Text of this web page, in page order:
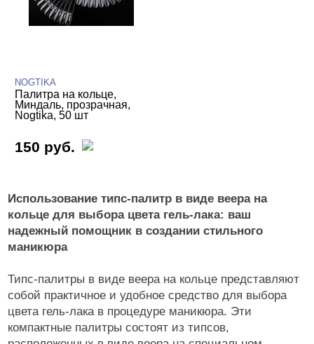
NOGTIKA
Палитра на кольце,
Миндаль, прозрачная,
Nogtika, 50 шт
150 руб.
Использование типс-палитр в виде веера на
кольце для выбора цвета гель-лака: ваш
надежный помощник в создании стильного
маникюра
Типс-палитры в виде веера на кольце представляют
собой практичное и удобное средство для выбора
цвета гель-лака в процедуре маникюра. Эти
компактные палитры состоят из типсов,